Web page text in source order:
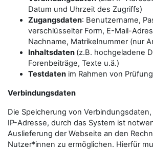
Datum und Uhrzeit des Zugriffs)
Zugangsdaten: Benutzername,
verschlüsselter Form, E-Mail-
Nachname, Matrikelnummer (nur
Inhaltsdaten (z.B. hochgeladene
Forenbeiträge, Texte u.ä.)
Testdaten im Rahmen von
Verbindungsdaten
Die Speicherung von
IP-Adresse, durch das System ist
Auslieferung der Webseite an den
Nutzer*innen zu ermöglichen. Hierfür